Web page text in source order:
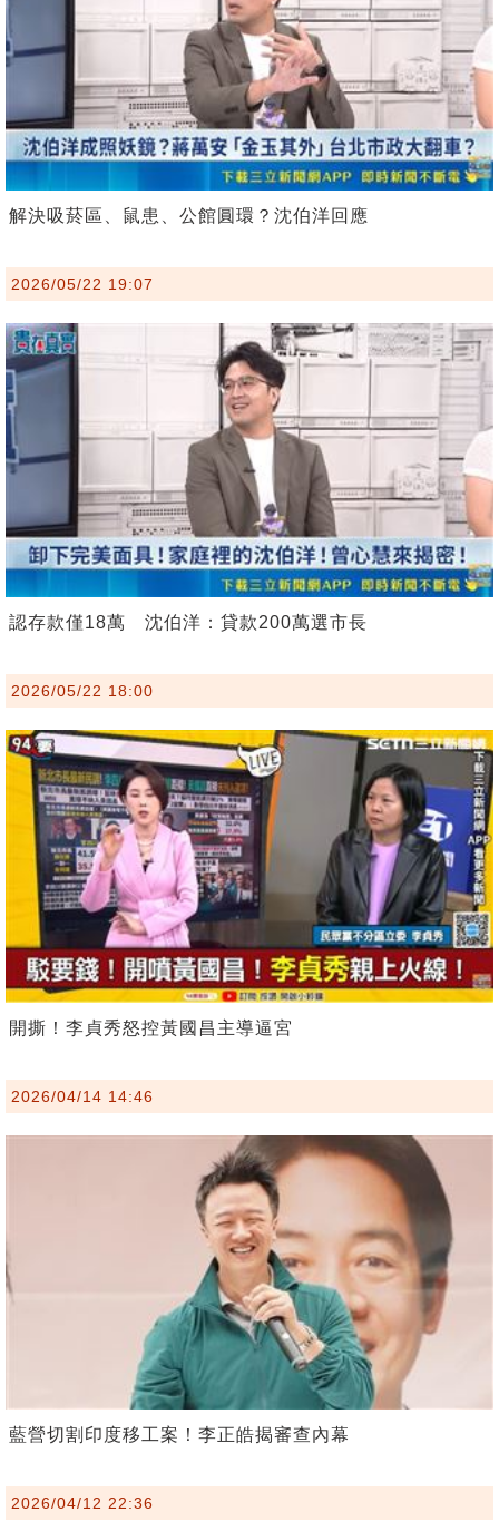
解決吸菸區、鼠患、公館圓環？沈伯洋回應
2026/05/22 19:07
認存款僅18萬 沈伯洋：貸款200萬選市長
2026/05/22 18:00
開撕！李貞秀怒控黃國昌主導逼宮
2026/04/14 14:46
藍營切割印度移工案！李正皓揭審查內幕
2026/04/12 22:36